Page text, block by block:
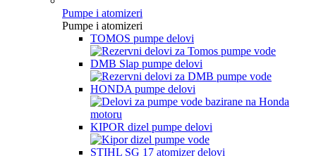
Pumpe i atomizeri
Pumpe i atomizeri
TOMOS pumpe delovi
DMB Slap pumpe delovi
HONDA pumpe delovi
KIPOR dizel pumpe delovi
STIHL SG 17 atomizer delovi